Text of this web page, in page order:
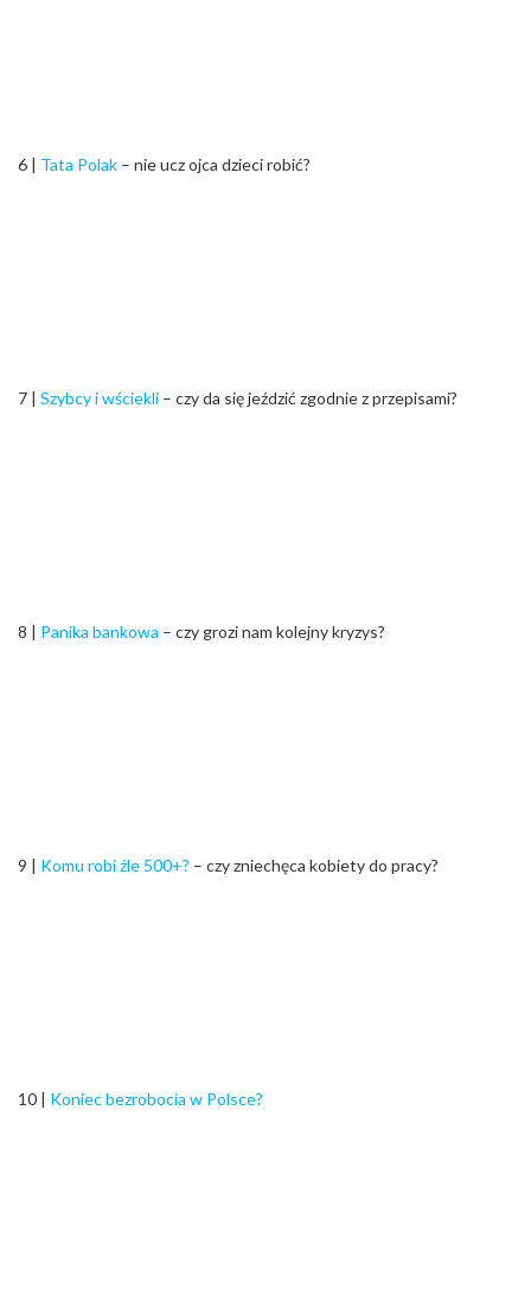
6 | Tata Polak – nie ucz ojca dzieci robić?
7 | Szybcy i wściekli – czy da się jeździć zgodnie z przepisami?
8 | Panika bankowa – czy grozi nam kolejny kryzys?
9 | Komu robi źle 500+? – czy zniechęca kobiety do pracy?
10 | Koniec bezrobocia w Polsce?